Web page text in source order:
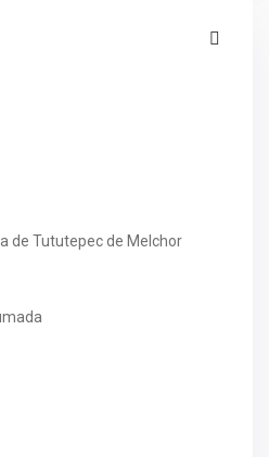
de Tututepec de Melchor